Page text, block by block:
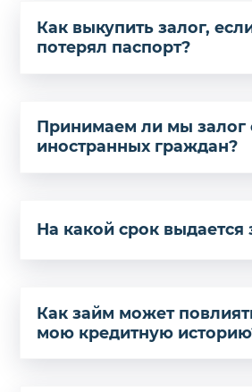
Как выкупить залог,
потерял паспорт?
Принимаем ли мы залог
иностранных граждан?
На какой срок выдается
Как займ может
мою кредитную